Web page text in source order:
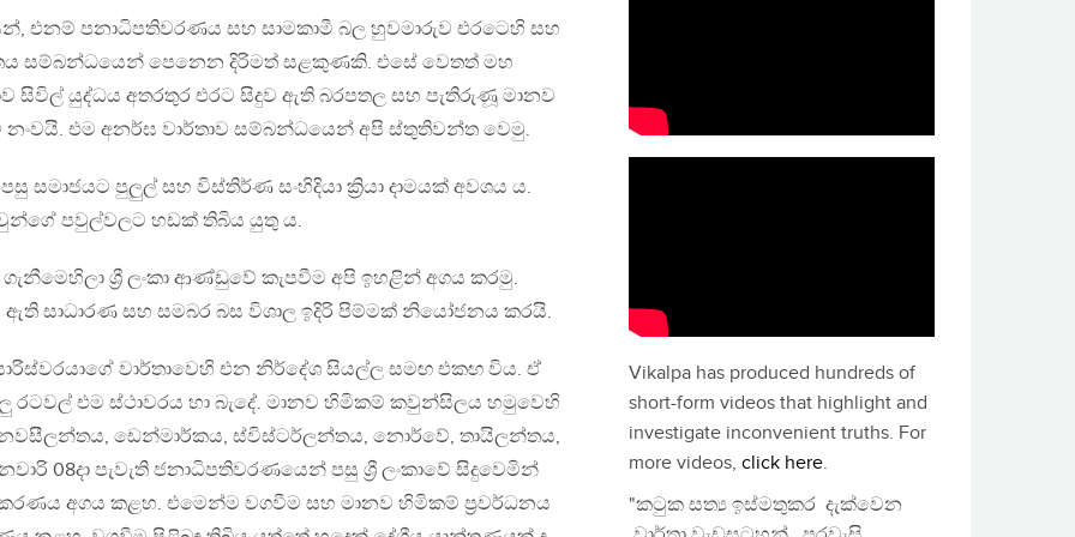
එනම් පනාධිපතිවරණය සහ සාමකාමී බල හුවමාරුව එරටෙහි සහ
සම්බන්ධයෙන් පෙනෙන දිරිමත් සළකුණකි. එසේ වෙතත් මහ
සිවිල් යුද්ධය අතරතුර එරට සිදුව ඇති බරපතල සහ පැතිරුණූ මානව
එම අනර්ඝ වාර්තාව සම්බන්ධයෙන් අපි ස්තුතිවන්ත වෙමු.
සමාජයට පුලුල් සහ විස්තිර්ණ සංහිදියා ක්‍රියා දාමයක් අවශය ය.
පවුල්වලට හඩක් තිබිය යුතු ය‍.
ගැනීමෙහිලා ශ්‍රී ලංකා ආණ්ඩුවේ කැපවීම අපි ඉහළින් අගය කරමු.
සාධාරණ සහ සමබර බස විශාල ඉදිරි පිම්මක් නියෝජනය කරයි.
වාර්තාවෙහි එන නිර්දේශ සියල්ල සමඟ එකඟ විය. ඒ
රටවල් එම ස්ථාවරය හා බැදේ. මානව හිමිකම් කවුන්සිලය හමුවෙහි
නවසීලන්තය, ඩෙන්මාර්කය, ස්විස්ටර්ලන්තය, නොර්වේ, තායිලන්තය,
08දා පැවැති ජනාධිපතිවරණයෙන් පසු ශ්‍රී ලංකාවේ සිදුවෙමින්
අගය කළහ. එමෙන්ම වගවීම සහ මානව හිමිකම් ප්‍රවර්ධනය
Vikalpa has produced hundreds of
short-form videos that highlight and
investigate inconvenient truths. For
more videos, click here.
"කටුක සත්‍ය ඉස්මතුකර දැක්වෙන